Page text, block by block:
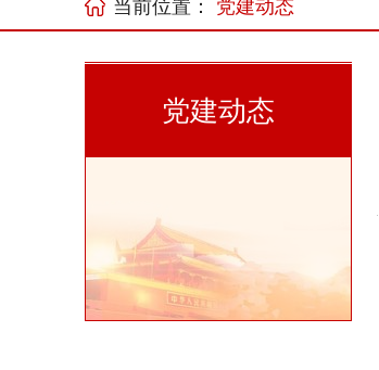
当前位置： 党建动态
党建动态